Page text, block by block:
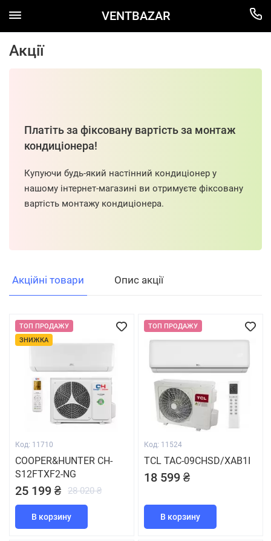
VENTBAZAR
Акції
Платіть за фіксовану вартість за монтаж
кондиціонера!
Купуючи будь-який настінний кондиціонер у
нашому інтернет-магазині ви отримуєте фіксовану
вартість монтажу кондиціонера.
Акційні товари Опис акції
ТОП ПРОДАЖУ
ЗНИЖКА
Код: 11710
COOPER&HUNTER CH-
S12FTXF2-NG
25 199 ₴ 28 020 ₴
В корзину
ТОП ПРОДАЖУ
Код: 11524
TCL TAC-09CHSD/XAB1I
18 599 ₴
В корзину